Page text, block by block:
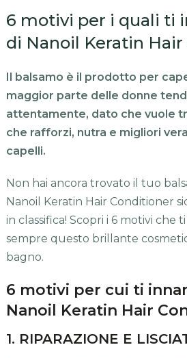
6 motivi per i quali ti
di Nanoil Keratin
Il balsamo è il prodotto per
maggior parte delle donne
attentamente, dato che vuole
che rafforzi, nutra e migliori
capelli.
Non hai ancora trovato il tuo
Nanoil Keratin Hair Conditioner
in classifica! Scopri i 6 motivi che
sempre questo brillante
bagno.
6 motivi per cui ti
Nanoil Keratin Hair
1. RIPARAZIONE E